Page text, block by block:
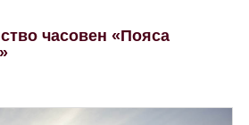
часовен «Пояса